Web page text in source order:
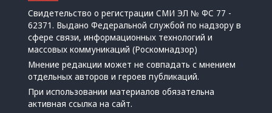
Свидетельство о регистрации СМИ ЭЛ № ФС 77 -
62371. Выдано Федеральной службой по надзору в
сфере связи, информационных технологий и
массовых коммуникаций (Роскомнадзор)
Мнение редакции может не совпадать с мнением
отдельных авторов и героев публикаций.
При использовании материалов обязательна
активная ссылка на сайт.